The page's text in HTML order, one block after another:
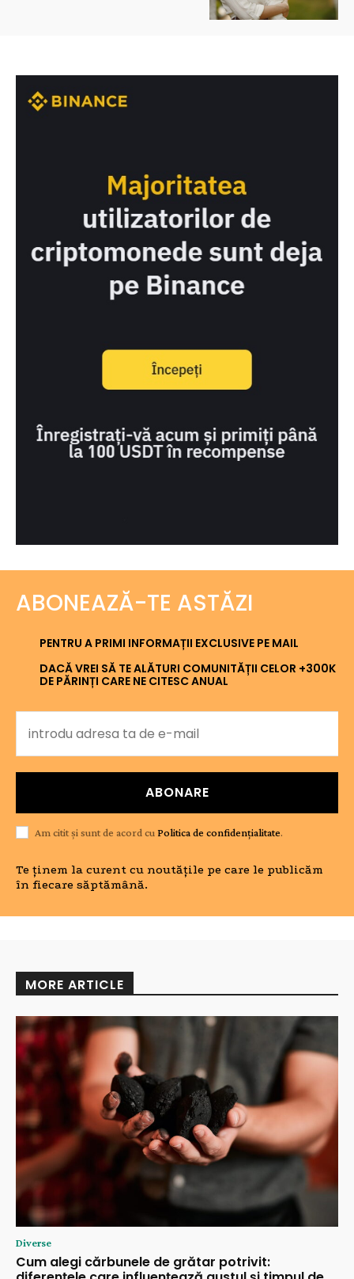
ABONEAZĂ-TE ASTĂZI
PENTRU A PRIMI INFORMAȚII EXCLUSIVE PE MAIL
DACĂ VREI SĂ TE ALĂTURI COMUNITĂȚII CELOR +300K
DE PĂRINȚI CARE NE CITESC ANUAL
ABONARE
Am citit și sunt de acord cu Politica de confidențialitate.
Te ținem la curent cu noutățile pe care le publicăm
în fiecare săptămână.
MORE ARTICLE
Diverse
Cum alegi cărbunele de grătar potrivit: